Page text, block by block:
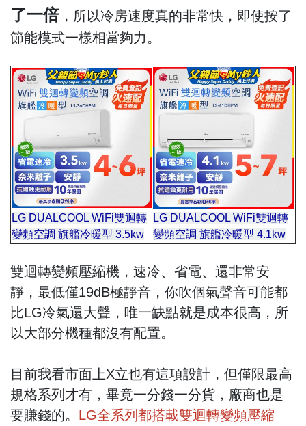
了一倍 ，所以冷房速度真的非常快，即使按了
節能模式一樣相當夠力。
LG DUALCOOL WiFi雙迴轉
變頻空調 旗艦冷暖型 3.5kw
LG DUALCOOL WiFi雙迴轉
變頻空調 旗艦冷暖型 4.1kw
雙迴轉變頻壓縮機，速冷、省電、還非常安
靜，最低僅19dB極靜音，你吹個氣聲音可能都
比LG冷氣還大聲，唯一缺點就是成本很高，所
以大部分機種都沒有配置。
目前我看市面上X立也有這項設計，但僅限最高
規格系列才有，畢竟一分錢一分貨，廠商也是
要賺錢的。 LG全系列都搭載雙迴轉變頻壓縮